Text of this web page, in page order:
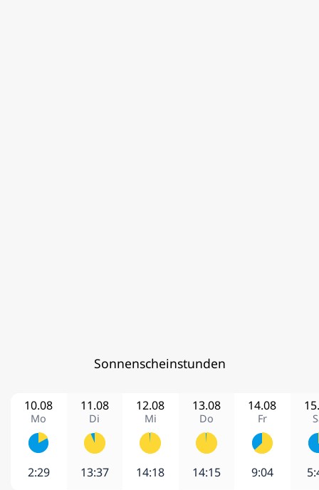
Sonnenscheinstunden
10.08
Mo
2:29
11.08
Di
13:37
12.08
Mi
14:18
13.08
Do
14:15
14.08
Fr
9:04